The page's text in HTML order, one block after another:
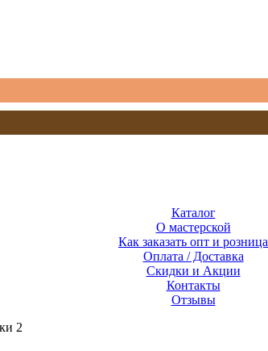
Каталог
О мастерской
Как заказать опт и розница
Оплата / Доставка
Скидки и Акции
Контакты
Отзывы
2